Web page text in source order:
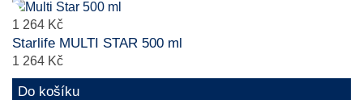
1 264 Kč
Starlife MULTI STAR 500 ml
1 264 Kč
Do košíku